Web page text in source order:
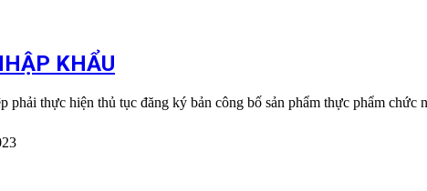
KHẨU
thực hiện thủ tục đăng ký bản công bố sản phẩm thực phẩm chức